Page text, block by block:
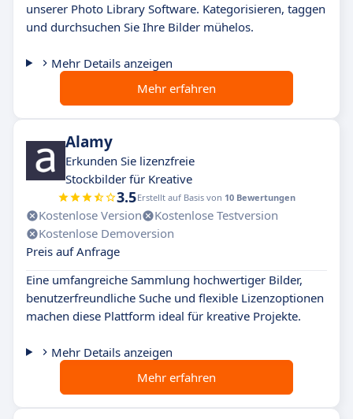
unserer Photo Library Software. Kategorisieren, taggen
und durchsuchen Sie Ihre Bilder mühelos.
Mehr Details anzeigen
Mehr erfahren
Alamy
Erkunden Sie lizenzfreie
Stockbilder für Kreative
3.5Erstellt auf Basis von 10 Bewertungen
Kostenlose Version
Kostenlose Testversion
Kostenlose Demoversion
Preis auf Anfrage
Eine umfangreiche Sammlung hochwertiger Bilder,
benutzerfreundliche Suche und flexible Lizenzoptionen
machen diese Plattform ideal für kreative Projekte.
Mehr Details anzeigen
Mehr erfahren